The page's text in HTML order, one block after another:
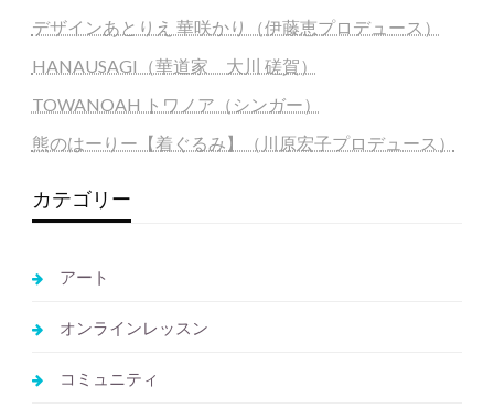
デザインあとりえ 華咲かり（伊藤恵プロデュース）
HANAUSAGI（華道家 大川 磋賀）
TOWANOAH トワノア（シンガー）
熊のはーりー【着ぐるみ】（川原宏子プロデュース）
カテゴリー
アート
オンラインレッスン
コミュニティ